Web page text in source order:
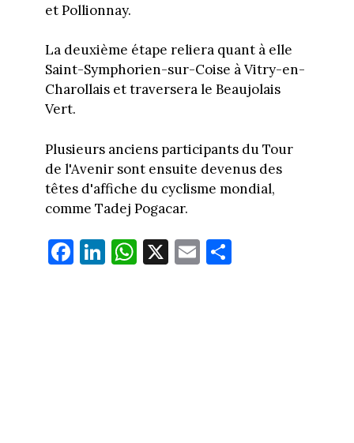
et Pollionnay.
La deuxième étape reliera quant à elle
Saint-Symphorien-sur-Coise à Vitry-en-
Charollais et traversera le Beaujolais
Vert.
Plusieurs anciens participants du Tour
de l'Avenir sont ensuite devenus des
têtes d'affiche du cyclisme mondial,
comme Tadej Pogacar.
Fa
ce
Li
nk
W
ha
X E
m
Pa
rt